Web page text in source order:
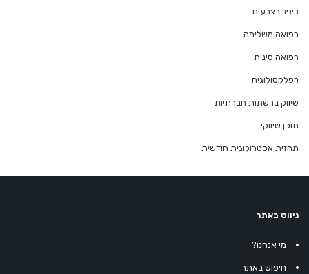
ריפוי בצבעים
רפואה משלימה
רפואה סינית
רפלקסולוגיה
שיווק ברשתות חברתיות
תוכן שיווקי
תחזית אסטרולוגית חודשית
ניווט באתר
מי אנחנו?
חיפוש באתר